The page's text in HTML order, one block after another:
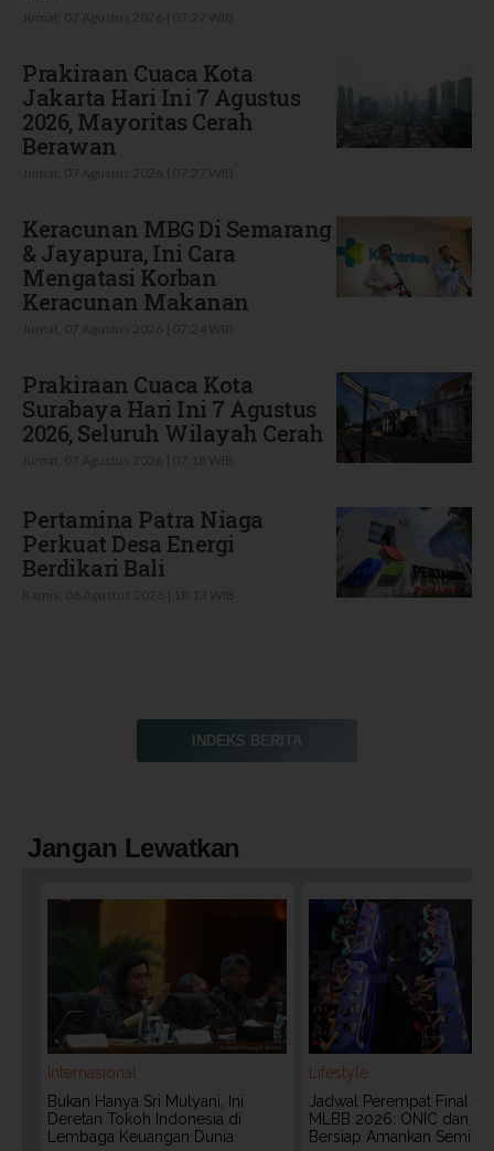
Prakiraan Cuaca Kota
Jakarta Hari Ini 7 Agustus
2026, Mayoritas Cerah
Berawan
Keracunan MBG Di Semarang
& Jayapura, Ini Cara
Mengatasi Korban
Keracunan Makanan
Prakiraan Cuaca Kota
Surabaya Hari Ini 7 Agustus
2026, Seluruh Wilayah Cerah
Pertamina Patra Niaga
Perkuat Desa Energi
Berdikari Bali
INDEKS BERITA
Jangan Lewatkan
Internasional
Bukan Hanya Sri Mulyani, Ini
Deretan Tokoh Indonesia di
Lembaga Keuangan Dunia
Lifestyle
Jadwal Perempat Final
MLBB 2026: ONIC dan
Bersiap Amankan